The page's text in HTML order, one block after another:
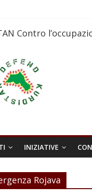
Contro
INIZIATIVE
Rojava